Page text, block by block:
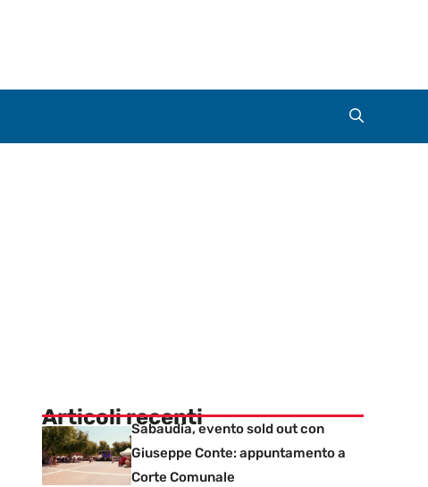
Articoli recentiSabaudia, evento sold out con
Giuseppe Conte: appuntamento a
Corte Comunale